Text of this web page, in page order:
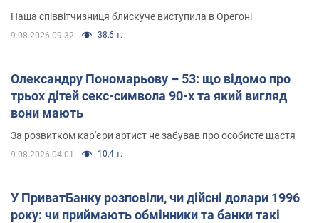
Наша співвітчизниця блискуче виступила в Орегоні
9.08.2026 09:32 38,6 т.
Олександру Пономарьову – 53: що відомо про
трьох дітей секс-символа 90-х та який вигляд
вони мають
За розвитком кар'єри артист не забував про особисте щастя
9.08.2026 04:01 10,4 т.
У ПриватБанку розповіли, чи дійсні долари 1996
року: чи приймають обмінники та банки такі